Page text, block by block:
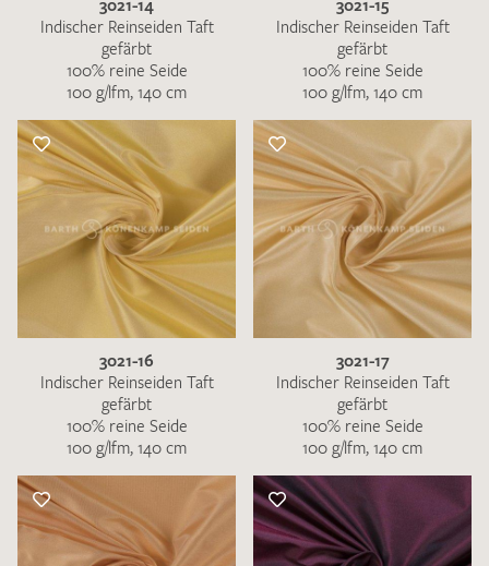
3021-14
Indischer Reinseiden Taft
gefärbt
100% reine Seide
100 g/lfm, 140 cm
3021-15
Indischer Reinseiden Taft
gefärbt
100% reine Seide
100 g/lfm, 140 cm
3021-16
Indischer Reinseiden Taft
gefärbt
100% reine Seide
100 g/lfm, 140 cm
3021-17
Indischer Reinseiden Taft
gefärbt
100% reine Seide
100 g/lfm, 140 cm